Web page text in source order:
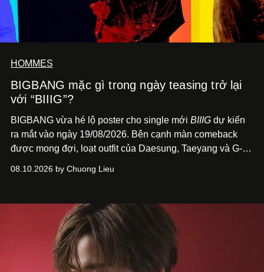
HOMMES
BIGBANG mặc gì trong ngày teasing trở lại
với “BIIIG”?
BIGBANG vừa hé lộ poster cho single mới BIIIG dự kiến
ra mắt vào ngày 19/08/2026. Bên cạnh màn comeback
được mong đợi, loạt outfit của Daesung, Taeyang và G-
đáng chú ý với giới mộ điệu.
08.10.2026 by Chuong Lieu